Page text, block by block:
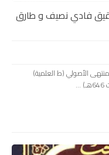
فادي نصيف و طارق
الأصولي (ط العلمية)